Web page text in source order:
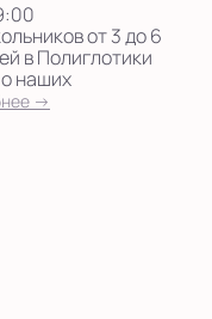
от 3 до 6
в Полиглотики
наших
→